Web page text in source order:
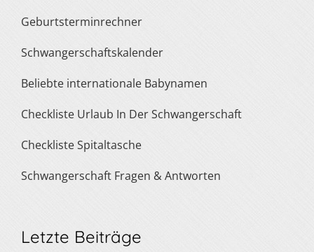
Geburtsterminrechner
Schwangerschaftskalender
Beliebte internationale Babynamen
Checkliste Urlaub In Der Schwangerschaft
Checkliste Spitaltasche
Schwangerschaft Fragen & Antworten
Letzte Beiträge